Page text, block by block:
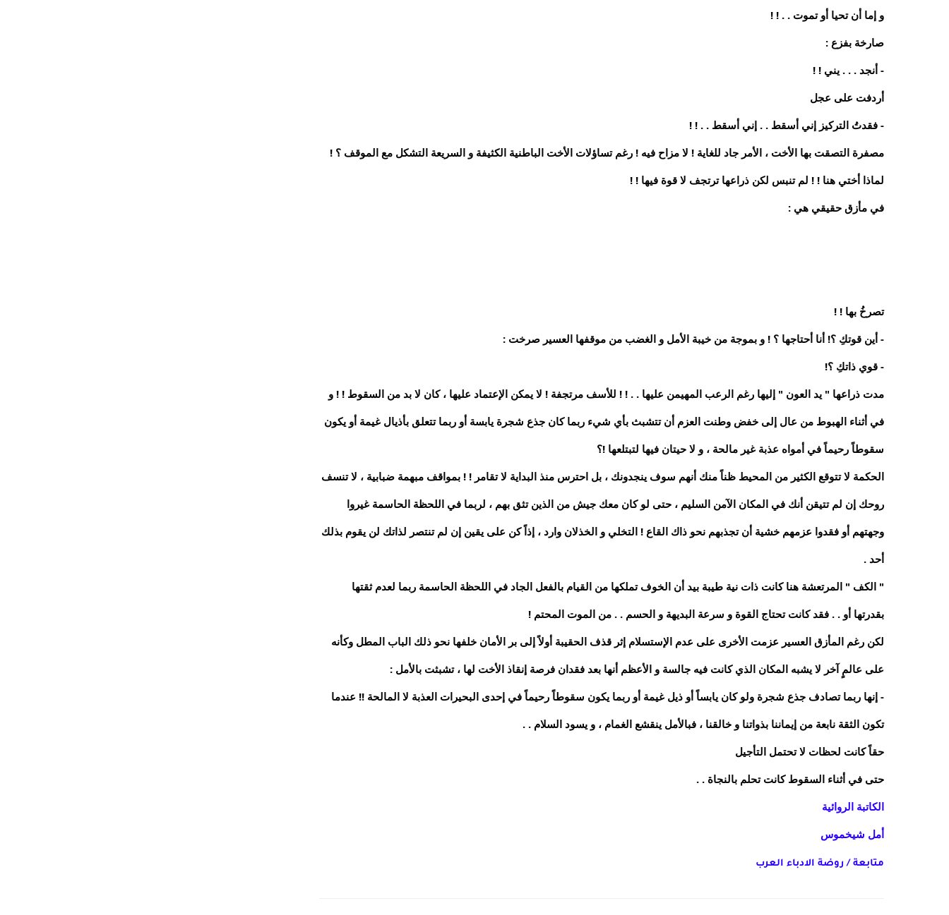
و إما أن تحيا أو تموت . . ! !
صارخة بفزع :
- أنجد . . . يني ! !
أردفت على عجل
- فقدتُ التركيز إني أسقط . . إني أسقط . . ! !
مصفرة التصقت بها الأخت ، الأمر جاد للغاية ! لا مزاح فيه ! رغم تساؤلات الأخت الباطنية الكثيفة و السريعة التشكل مع الموقف ؟ !
لماذا أختي هنا ! ! لم تنبس لكن ذراعها ترتجف لا قوة فيها ! !
في مأزق حقيقي هي :
تصرخُ بها ! !
- أين قوتكِ ؟! أنا أحتاجها ؟ ! و بموجة من خيبة الأمل و الغضب من موقفها العسير صرخت :
- قوي ذاتكِ ؟!
مدت ذراعها " يد العون " إليها رغم الرعب المهيمن عليها . . ! ! للأسف مرتجفة ! لا يمكن الإعتماد عليها ، كان لا بد من السقوط ! ! و
في أثناء الهبوط من عال إلى خفض وطنت العزم أن تتشبث بأي شيء ربما كان جذع شجرة يابسة أو ربما تتعلق بأذيال غيمة أو يكون
سقوطاً رحيماً في أمواه عذبة غير مالحة ، و لا حيتان فيها لتبتلعها !؟
الحكمة لا تتوقع الكثير من المحيط ظناً منك أنهم سوف ينجدونك ، بل احترس منذ البداية لا تقامر ! ! بمواقف مبهمة ضبابية ، لا تنسف
روحك إن لم تتيقن أنك في المكان الآمن السليم ، حتى لو كان معك جيش من الذين تثق بهم ، لربما في اللحظة الحاسمة غيروا
وجهتهم أو فقدوا عزمهم خشية أن تجذبهم نحو ذاك القاع ! التخلي و الخذلان وارد ، إذاً كن على يقين إن لم تنتصر لذاتك لن يقوم بذلك
أحد .
" الكف " المرتعشة هنا كانت ذات نية طيبة بيد أن الخوف تملكها من القيام بالفعل الجاد في اللحظة الحاسمة ربما لعدم ثقتها
بقدرتها أو . . فقد كانت تحتاج القوة و سرعة البديهة و الحسم . . من الموت المحتم !
لكن رغم المأزق العسير عزمت الأخرى على عدم الإستسلام إثر قذف الحقيبة أولاً إلى بر الأمان خلفها نحو ذلك الباب المطل وكأنه
على عالمٍ آخر لا يشبه المكان الذي كانت فيه جالسة و الأعظم أنها بعد فقدان فرصة إنقاذ الأخت لها ، تشبثت بالأمل :
- إنها ربما تصادف جذع شجرة ولو كان يابساً أو ذيل غيمة أو ربما يكون سقوطاً رحيماً في إحدى البحيرات العذبة لا المالحة !! عندما
تكون الثقة نابعة من إيماننا بذواتنا و خالقنا ، فبالأمل ينقشع الغمام ، و يسود السلام . .
حقاً كانت لحظات لا تحتمل التأجيل
حتى في أثناء السقوط كانت تحلم بالنجاة . .
الكاتبة الروائية
أمل شيخموس
متابعة / روضة الادباء العرب